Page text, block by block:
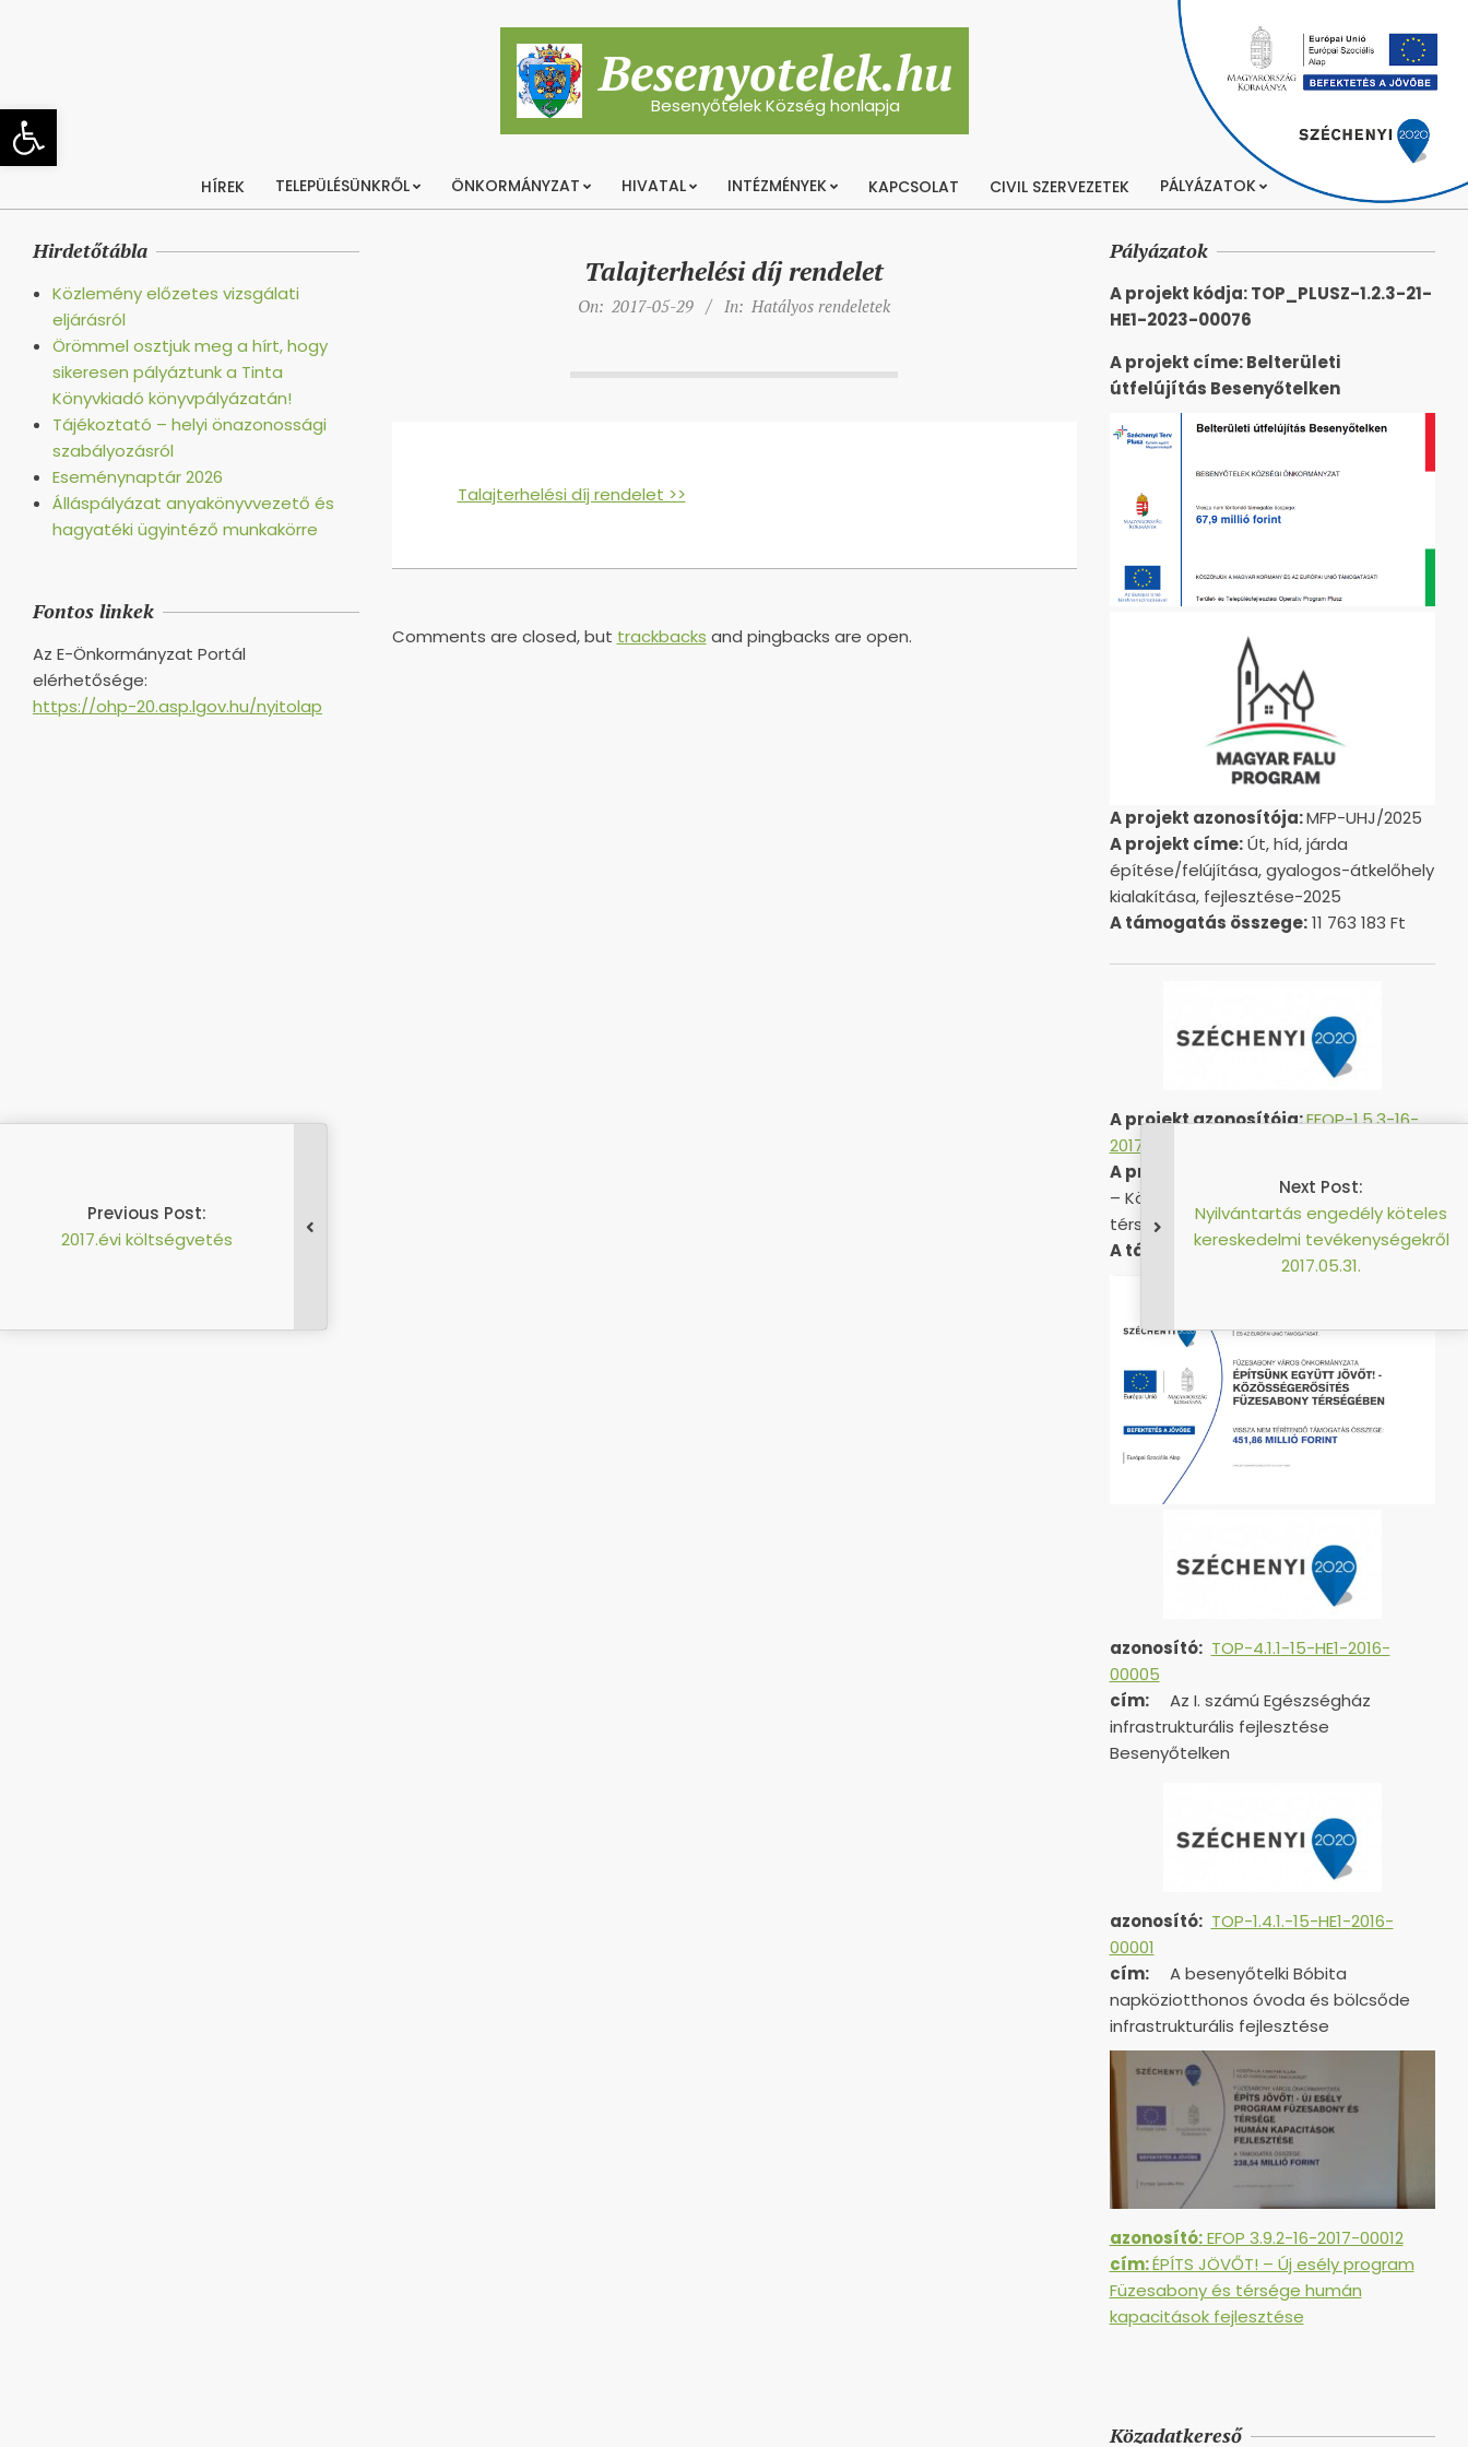
Eszköztár megnyitása
Besenyotelek.hu
Besenyőtelek Község honlapja
Primary
HÍREK TELEPÜLÉSÜNKRŐL ÖNKORMÁNYZAT HIVATAL INTÉZMÉNYEK KAPCSOLAT CIVIL SZERVEZETEK PÁLYÁZATOK
Talajterhelési díj rendelet
On: 2017-05-29 In: Hatályos rendeletek
Talajterhelési díj rendelet >>
Comments are closed, but trackbacks and pingbacks are open.
Hirdetőtábla
Közlemény előzetes vizsgálati
eljárásról
Örömmel osztjuk meg a hírt, hogy
sikeresen pályáztunk a Tinta
Könyvkiadó könyvpályázatán!
Tájékoztató – helyi önazonossági
szabályozásról
Eseménynaptár 2026
Álláspályázat anyakönyvvezető és
hagyatéki ügyintéző munkakörre
Fontos linkek
Az E-Önkormányzat Portál
elérhetősége:
https://ohp-20.asp.lgov.hu/nyitolap
Pályázatok
A projekt kódja: TOP_PLUSZ-1.2.3-21-
HE1-2023-00076
A projekt címe: Belterületi
útfelújítás Besenyőtelken
A projekt azonosítója:MFP-UHJ/2025
A projekt címe:Út, híd, járda
építése/felújítása, gyalogos-átkelőhely
kialakítása, fejlesztése-2025
A támogatás összege:11 763 183 Ft
A projekt azonosítója:EFOP-1.5.3-16-
2017-00051
A projekt címe:
– Közösségerősítés Füzesabony
térségében”
A támogatás összege:451 857 559 Ft
azonosító: TOP-4.1.1-15-HE1-2016-
00005
cím:
Az I. számú Egészségház
infrastrukturális fejlesztése
Besenyőtelken
azonosító: TOP-1.4.1.-15-HE1-2016-
00001
cím:
A besenyőtelki Bóbita
napköziotthonos óvoda és bölcsőde
infrastrukturális fejlesztése
azonosító:EFOP 3.9.2-16-2017-00012
cím:ÉPÍTS JÖVŐT! – Új esély program
Füzesabony és térsége humán
kapacitások fejlesztése
Közadatkereső
Previous Post:
2017.évi költségvetés
Next Post:
Nyilvántartás engedély köteles
kereskedelmi tevékenységekről
2017.05.31.